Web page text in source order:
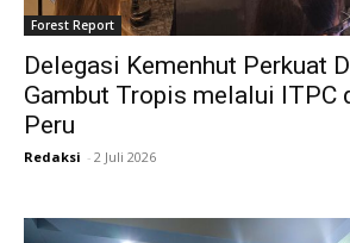
Forest Report
Delegasi Kemenhut Perkuat
Gambut Tropis melalui ITPC
Peru
Redaksi - 2 Juli 2026